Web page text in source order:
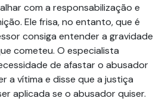
com a responsabilização e
Ele frisa, no entanto, que é
consiga entender a gravidade
cometeu. O especialista
de afastar o abusador
a vítima e disse que a justiça
aplicada se o abusador quiser.